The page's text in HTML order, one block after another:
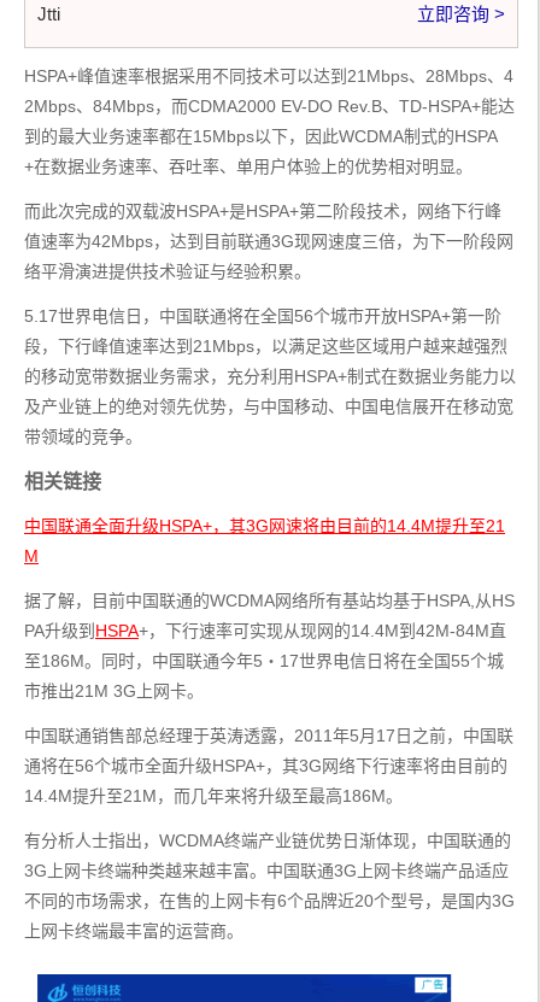
Jtti 立即咨询 >
HSPA+峰值速率根据采用不同技术可以达到21Mbps、28Mbps、4
2Mbps、84Mbps，而CDMA2000 EV-DO Rev.B、TD-HSPA+能达
到的最大业务速率都在15Mbps以下，因此WCDMA制式的HSPA
+在数据业务速率、吞吐率、单用户体验上的优势相对明显。
而此次完成的双载波HSPA+是HSPA+第二阶段技术，网络下行峰
值速率为42Mbps，达到目前联通3G现网速度三倍，为下一阶段网
络平滑演进提供技术验证与经验积累。
5.17世界电信日，中国联通将在全国56个城市开放HSPA+第一阶
段，下行峰值速率达到21Mbps，以满足这些区域用户越来越强烈
的移动宽带数据业务需求，充分利用HSPA+制式在数据业务能力以
及产业链上的绝对领先优势，与中国移动、中国电信展开在移动宽
带领域的竞争。
相关链接
中国联通全面升级HSPA+，其3G网速将由目前的14.4M提升至21
M
据了解，目前中国联通的WCDMA网络所有基站均基于HSPA,从HS
PA升级到HSPA+，下行速率可实现从现网的14.4M到42M-84M直
至186M。同时，中国联通今年5・17世界电信日将在全国55个城
市推出21M 3G上网卡。
中国联通销售部总经理于英涛透露，2011年5月17日之前，中国联
通将在56个城市全面升级HSPA+，其3G网络下行速率将由目前的
14.4M提升至21M，而几年来将升级至最高186M。
有分析人士指出，WCDMA终端产业链优势日渐体现，中国联通的
3G上网卡终端种类越来越丰富。中国联通3G上网卡终端产品适应
不同的市场需求，在售的上网卡有6个品牌近20个型号，是国内3G
上网卡终端最丰富的运营商。